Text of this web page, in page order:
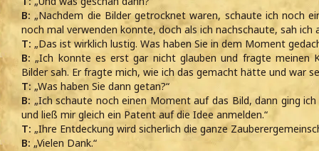
B: „Nachdem die Bilder getrocknet waren, schaute ich noch
noch mal verwenden konnte, doch als ich nachschaute, sah ich
T: „Das ist wirklich lustig. Was haben Sie in dem Moment
B: „Ich konnte es erst gar nicht glauben und fragte meinen
Bilder sah. Er fragte mich, wie ich das gemacht hätte und war
T: „Was haben Sie dann getan?“
B: „Ich schaute noch einen Moment auf das Bild, dann ging
und ließ mir gleich ein Patent auf die Idee anmelden.“
T: „Ihre Entdeckung wird sicherlich die ganze
B: „Vielen Dank.“